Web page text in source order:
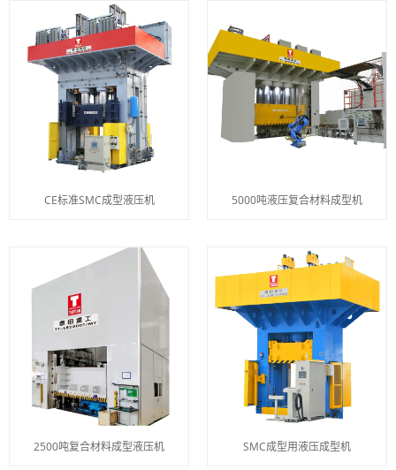
CE标准SMC成型液压机 5000吨液压复合材料成型机
2500吨复合材料成型液压机 SMC成型用液压成型机